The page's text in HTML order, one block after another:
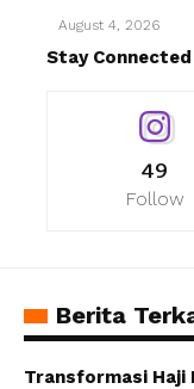
August 4, 2026
Stay Connected
49
Follow
Berita
Transformasi Haji